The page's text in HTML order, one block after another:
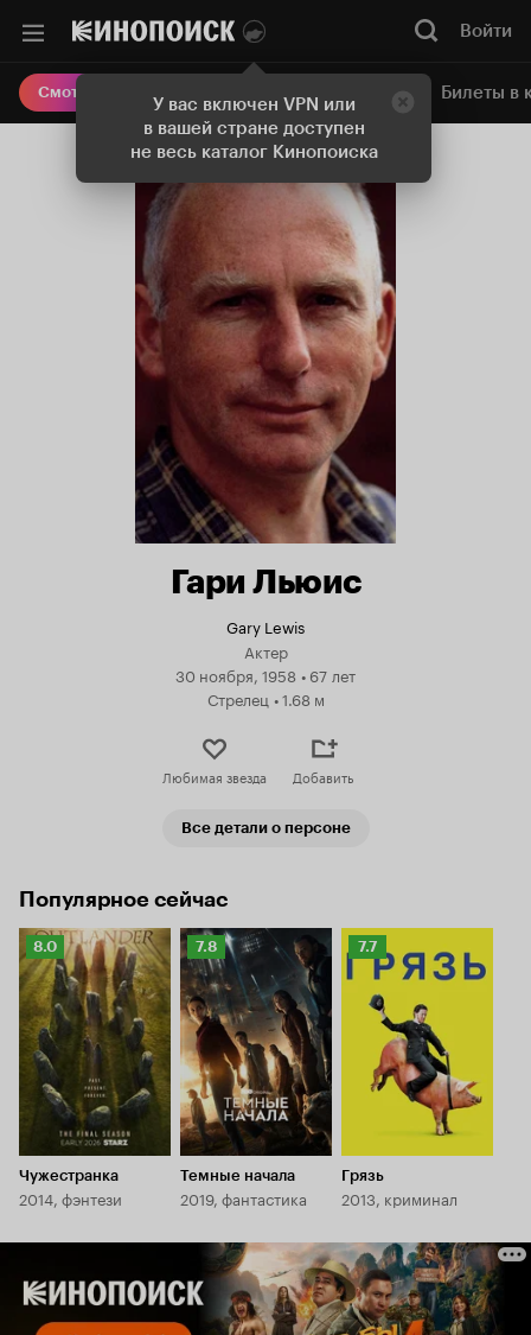
У вас включен VPN или
в вашей стране доступен
не весь каталог Кинопоиска
Войти
Смотреть кино Онлайн-кинотеатр Билеты в
Гари Льюис
Gary Lewis
Актер
30 ноября, 1958 • 67 лет
Стрелец •1.68 м
Любимая звезда Добавить
Все детали о персоне
Популярное сейчас
Рейтинг
Кинопоиска
8.0
8.0
Чужестранка
2014, фэнтези
Рейтинг
Кинопоиска
7.8
7.8
Темные начала
2019, фантастика
Рейтинг
Кинопоиска
7.7
7.7
Грязь
2013, криминал